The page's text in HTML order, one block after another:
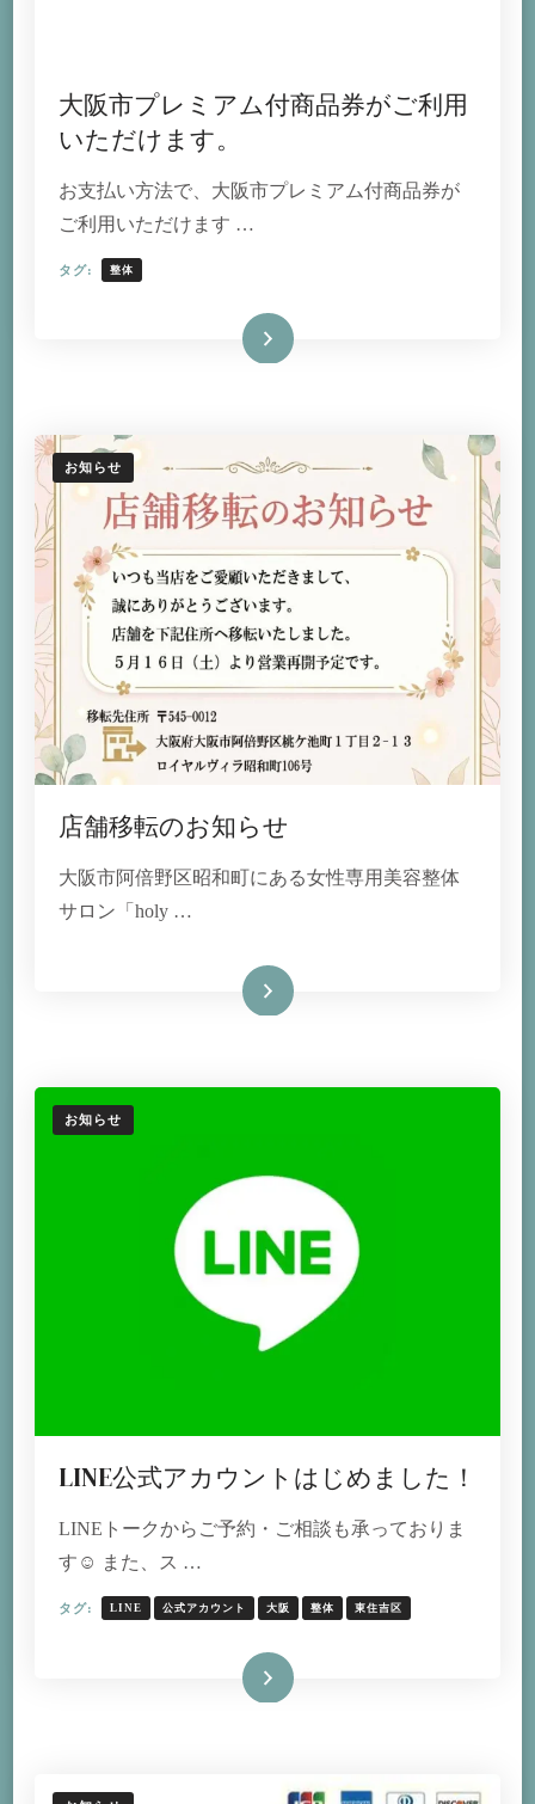
大阪市プレミアム付商品券がご利用
いただけます。
お支払い方法で、大阪市プレミアム付商品券が
ご利用いただけます …
タグ: 整体
続きを読む
お知らせ
店舗移転のお知らせ
大阪市阿倍野区昭和町にある女性専用美容整体
サロン「holy …
続きを読む
お知らせ
LINE公式アカウントはじめました！
LINEトークからご予約・ご相談も承っておりま
す☺ また、ス …
タグ: LINE 公式アカウント 大阪 整体 東住吉区
続きを読む